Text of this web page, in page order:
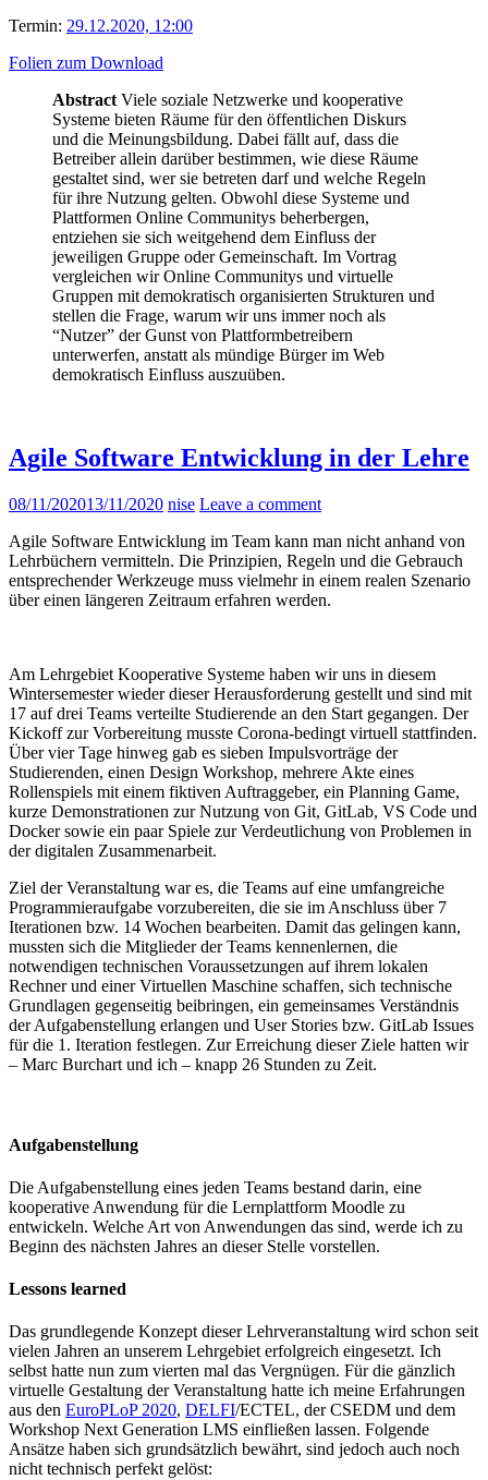
Termin: 29.12.2020, 12:00
Folien zum Download
AbstractViele soziale Netzwerke und kooperative
Systeme bieten Räume für den öffentlichen Diskurs
und die Meinungsbildung. Dabei fällt auf, dass die
Betreiber allein darüber bestimmen, wie diese Räume
gestaltet sind, wer sie betreten darf und welche Regeln
für ihre Nutzung gelten. Obwohl diese Systeme und
Plattformen Online Communitys beherbergen,
entziehen sie sich weitgehend dem Einfluss der
jeweiligen Gruppe oder Gemeinschaft. Im Vortrag
vergleichen wir Online Communitys und virtuelle
Gruppen mit demokratisch organisierten Strukturen und
stellen die Frage, warum wir uns immer noch als
“Nutzer” der Gunst von Plattformbetreibern
unterwerfen, anstatt als mündige Bürger im Web
demokratisch Einfluss auszuüben.
Agile Software Entwicklung in der Lehre
08/11/202013/11/2020 nise Leave a comment
Agile Software Entwicklung im Team kann man nicht anhand von
Lehrbüchern vermitteln. Die Prinzipien, Regeln und die Gebrauch
entsprechender Werkzeuge muss vielmehr in einem realen Szenario
über einen längeren Zeitraum erfahren werden.
Am Lehrgebiet Kooperative Systeme haben wir uns in diesem
Wintersemester wieder dieser Herausforderung gestellt und sind mit
17 auf drei Teams verteilte Studierende an den Start gegangen. Der
Kickoff zur Vorbereitung musste Corona-bedingt virtuell stattfinden.
Über vier Tage hinweg gab es sieben Impulsvorträge der
Studierenden, einen Design Workshop, mehrere Akte eines
Rollenspiels mit einem fiktiven Auftraggeber, ein Planning Game,
kurze Demonstrationen zur Nutzung von Git, GitLab, VS Code und
Docker sowie ein paar Spiele zur Verdeutlichung von Problemen in
der digitalen Zusammenarbeit.
Ziel der Veranstaltung war es, die Teams auf eine umfangreiche
Programmieraufgabe vorzubereiten, die sie im Anschluss über 7
Iterationen bzw. 14 Wochen bearbeiten. Damit das gelingen kann,
mussten sich die Mitglieder der Teams kennenlernen, die
notwendigen technischen Voraussetzungen auf ihrem lokalen
Rechner und einer Virtuellen Maschine schaffen, sich technische
Grundlagen gegenseitig beibringen, ein gemeinsames Verständnis
der Aufgabenstellung erlangen und User Stories bzw. GitLab Issues
für die 1. Iteration festlegen. Zur Erreichung dieser Ziele hatten wir
– Marc Burchart und ich – knapp 26 Stunden zu Zeit.
Aufgabenstellung
Die Aufgabenstellung eines jeden Teams bestand darin, eine
kooperative Anwendung für die Lernplattform Moodle zu
entwickeln. Welche Art von Anwendungen das sind, werde ich zu
Beginn des nächsten Jahres an dieser Stelle vorstellen.
Lessons learned
Das grundlegende Konzept dieser Lehrveranstaltung wird schon seit
vielen Jahren an unserem Lehrgebiet erfolgreich eingesetzt. Ich
selbst hatte nun zum vierten mal das Vergnügen. Für die gänzlich
virtuelle Gestaltung der Veranstaltung hatte ich meine Erfahrungen
aus den EuroPLoP 2020, DELFI/ECTEL, der CSEDM und dem
Workshop Next Generation LMS einfließen lassen. Folgende
Ansätze haben sich grundsätzlich bewährt, sind jedoch auch noch
nicht technisch perfekt gelöst: